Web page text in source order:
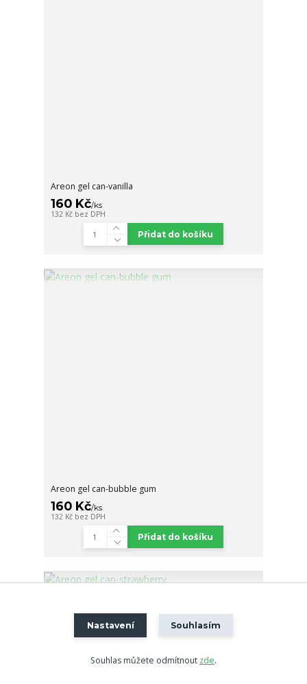
Areon gel can-vanilla
160 Kč/ks
132 Kč bez DPH
Přidat do košíku
Areon gel can-bubble gum
160 Kč/ks
132 Kč bez DPH
Přidat do košíku
Nastavení Souhlasím
Souhlas můžete odmítnout zde.